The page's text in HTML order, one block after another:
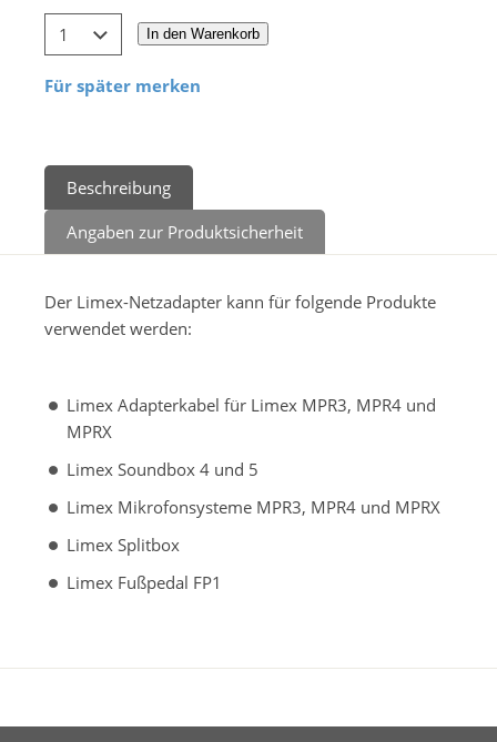
In den Warenkorb
Für später merken
Beschreibung
Angaben zur Produktsicherheit
Der Limex-Netzadapter kann für folgende Produkte
verwendet werden:
Limex Adapterkabel für Limex MPR3, MPR4 und
MPRX
Limex Soundbox 4 und 5
Limex Mikrofonsysteme MPR3, MPR4 und MPRX
Limex Splitbox
Limex Fußpedal FP1